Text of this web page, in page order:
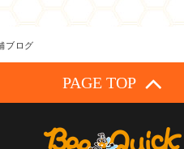
ブログ
PAGE TOP